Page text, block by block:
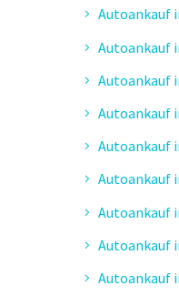
Autoankauf
Autoankauf
Autoankauf
Autoankauf
Autoankauf
Autoankauf
Autoankauf
Autoankauf
Autoankauf